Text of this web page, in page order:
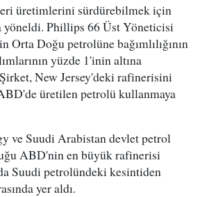
üretimlerini sürdürebilmek için
Phillips 66 Üst Yöneticisi
Orta Doğu petrolüne bağımlılığının
yüzde 1'inin altına
New Jersey'deki rafinerisini
üretilen petrolü kullanmaya
ve Suudi Arabistan devlet petrol
ABD'nin en büyük rafinerisi
Suudi petrolündeki kesintiden
yer aldı.